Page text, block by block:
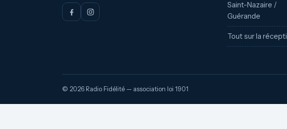
Saint-Nazaire /
Guérande
Tout sur la
© 2026 Radio Fidélité — association loi 1901